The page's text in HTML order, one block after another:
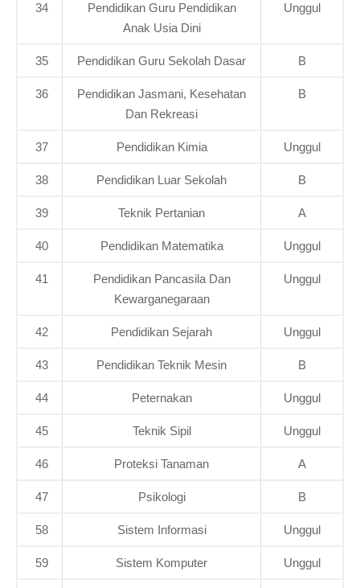
34
Pendidikan Guru Pendidikan
Anak Usia Dini
Unggul
35 Pendidikan Guru Sekolah Dasar B
36
Pendidikan Jasmani, Kesehatan
Dan Rekreasi
B
37 Pendidikan Kimia Unggul
38 Pendidikan Luar Sekolah B
39 Teknik Pertanian A
40 Pendidikan Matematika Unggul
41
Pendidikan Pancasila Dan
Kewarganegaraan
Unggul
42 Pendidikan Sejarah Unggul
43 Pendidikan Teknik Mesin B
44 Peternakan Unggul
45 Teknik Sipil Unggul
46 Proteksi Tanaman A
47 Psikologi B
58 Sistem Informasi Unggul
59 Sistem Komputer Unggul